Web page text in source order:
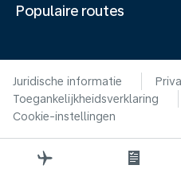
Populaire routes
Juridische informatie
Toegankelijkheidsverklaring
Cookie-instellingen